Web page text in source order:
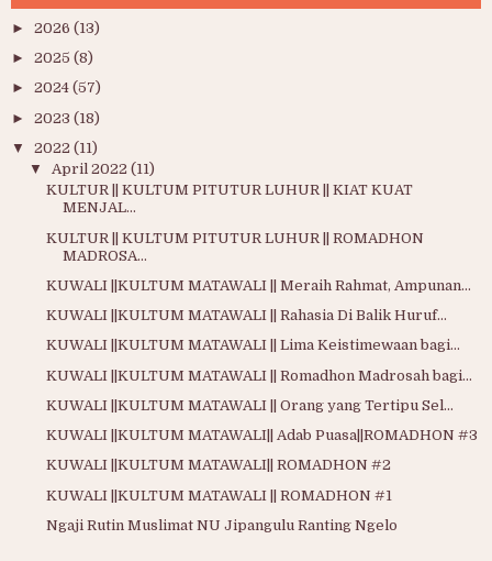
► 2026 (13)
► 2025 (8)
► 2024 (57)
► 2023 (18)
▼ 2022 (11)
▼ April 2022 (11)
KULTUR || KULTUM PITUTUR LUHUR || KIAT KUAT
MENJAL...
KULTUR || KULTUM PITUTUR LUHUR || ROMADHON
MADROSA...
KUWALI ||KULTUM MATAWALI || Meraih Rahmat, Ampunan...
KUWALI ||KULTUM MATAWALI || Rahasia Di Balik Huruf...
KUWALI ||KULTUM MATAWALI || Lima Keistimewaan bagi...
KUWALI ||KULTUM MATAWALI || Romadhon Madrosah bagi...
KUWALI ||KULTUM MATAWALI || Orang yang Tertipu Sel...
KUWALI ||KULTUM MATAWALI|| Adab Puasa||ROMADHON #3
KUWALI ||KULTUM MATAWALI|| ROMADHON #2
KUWALI ||KULTUM MATAWALI || ROMADHON #1
Ngaji Rutin Muslimat NU Jipangulu Ranting Ngelo